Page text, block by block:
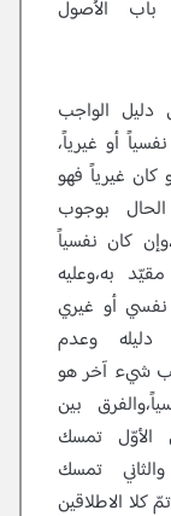
باب الاُصول
دليل الواجب
أو غيرياً،
كان غيرياً فهو
بوجوب
كان نفسياً
به،وعليه
أو غيري
وعدم
شيء آخر هو
بين
الأوّل تمسك
تمسك
كلا الاطلاقين